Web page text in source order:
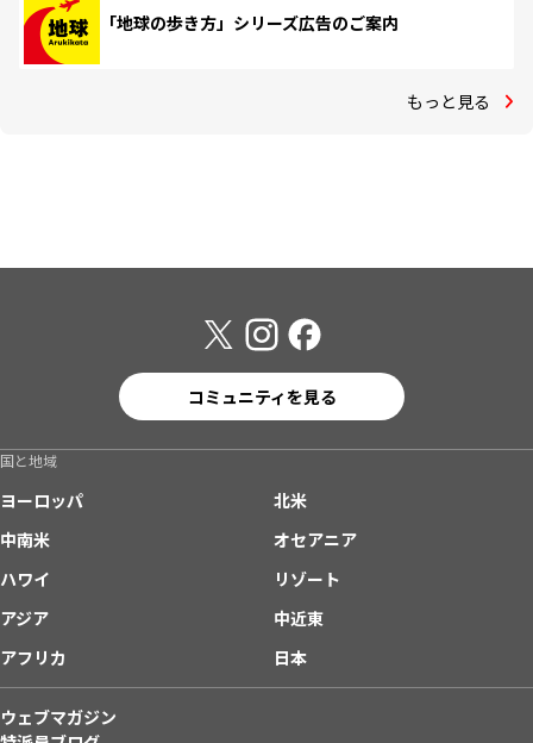
「地球の歩き方」シリーズ広告のご案内
もっと見る
コミュニティを見る
国と地域
ヨーロッパ
北米
中南米
オセアニア
ハワイ
リゾート
アジア
中近東
アフリカ
日本
ウェブマガジン